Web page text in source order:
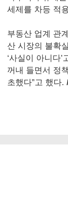
세제를 차등 적
부동산 업계 관
산 시장의 불확
‘사실이 아니다
꺼내 들면서 정
초했다”고 했다.